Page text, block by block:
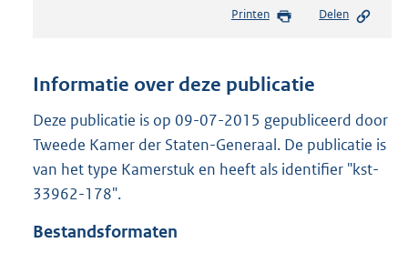
s
n
s
r
o
Printen Delen
Informatie over deze publicatie
Deze publicatie is op 09-07-2015 gepubliceerd door
Tweede Kamer der Staten-Generaal. De publicatie is
van het type Kamerstuk en heeft als identifier "kst-
33962-178".
Bestandsformaten